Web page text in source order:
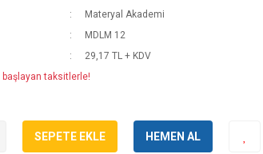
Materyal Akademi
MDLM 12
29,17 TL + KDV
başlayan taksitlerle!
SEPETE EKLE HEMEN AL